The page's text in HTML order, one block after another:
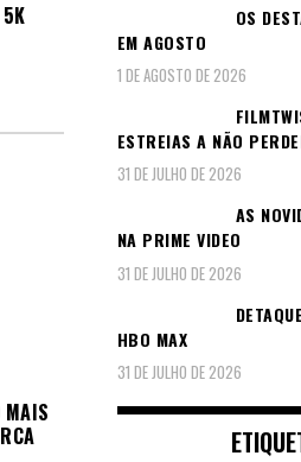
MAIS
OS
EM AGOSTO
1 DE AGOSTO DE 2026
ESTREIAS A NÃO
31 DE JULHO DE 2026
AS
NA PRIME VIDEO
31 DE JULHO DE 2026
HBO MAX
31 DE JULHO DE 2026